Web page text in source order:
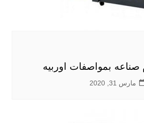
صناعه بمواصفات اوربيه
مارس 31, 2020